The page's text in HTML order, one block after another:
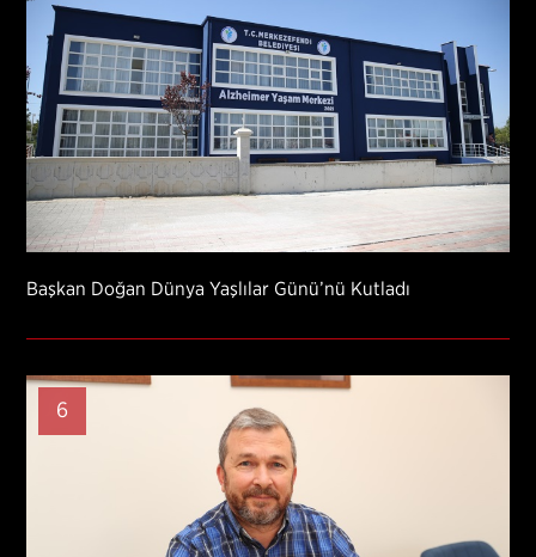
Başkan Doğan Dünya Yaşlılar Günü’nü Kutladı
6